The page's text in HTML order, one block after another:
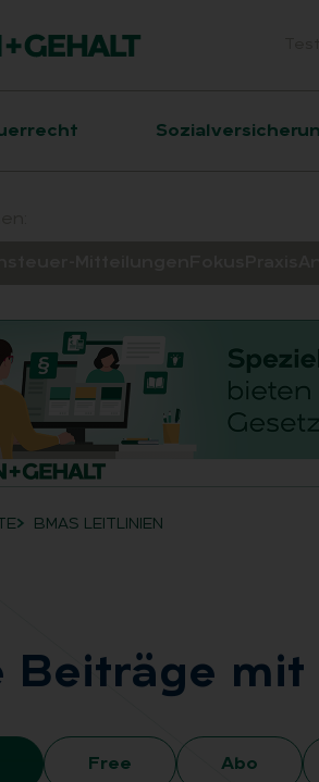
Navigation
BMAS LEITLINIEN
Bei­trä­ge mit
Free Abo